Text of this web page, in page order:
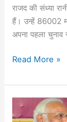
राजद की संध्या
हैं। उन्हें 86002
अपना पहला
Read More »
Election
Breaking: